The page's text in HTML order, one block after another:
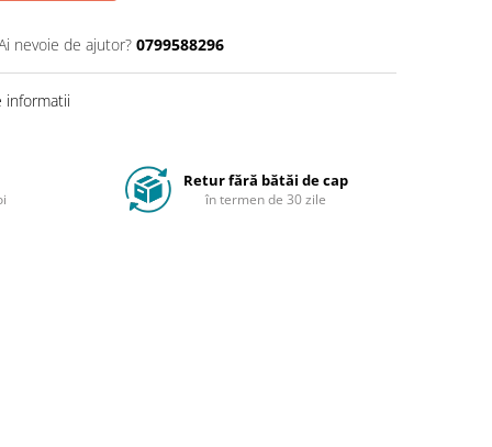
nevoie de ajutor? 0799588296
informatii
Retur fără bătăi de cap
în termen de 30 zile